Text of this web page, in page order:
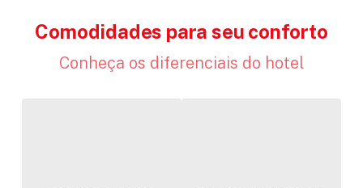
Comodidades para seu conforto
Conheça os diferenciais do hotel